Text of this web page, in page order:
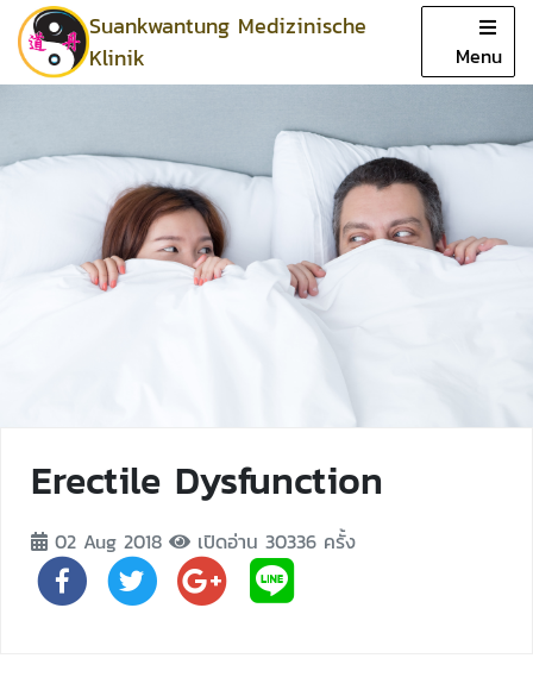
Suankwantung Medizinische
Klinik
Menu
Close
Zuhause
Fachgebiete
Service
Erectile Dysfunction
02 Aug 2018 เปิดอ่าน 30336 ครั้ง